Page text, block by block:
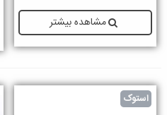
مشاهده بیشتر
استوک